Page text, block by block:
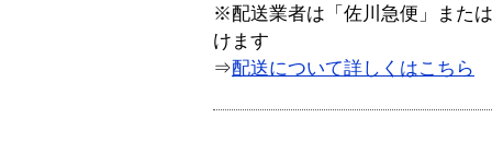
※配送業者は「佐川急便」また
けます
⇒配送について詳しくはこちら